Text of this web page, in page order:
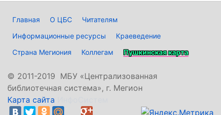
Главная О ЦБС
Читателям
Информационные ресурсы
Краеведение
Страна Мегиония
Коллегам Пушкинская карта
© 2011-2019 МБУ «Централизованная
библиотечная система», г. Мегион
Карта сайта